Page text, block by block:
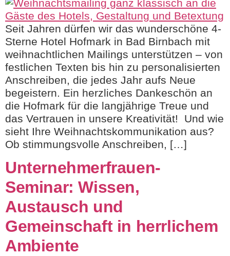
Seit Jahren dürfen wir das wunderschöne 4-
Sterne Hotel Hofmark in Bad Birnbach mit
weihnachtlichen Mailings unterstützen – von
festlichen Texten bis hin zu personalisierten
Anschreiben, die jedes Jahr aufs Neue
begeistern. Ein herzliches Dankeschön an
die Hofmark für die langjährige Treue und
das Vertrauen in unsere Kreativität! Und wie
sieht Ihre Weihnachtskommunikation aus?
Ob stimmungsvolle Anschreiben, […]
Unternehmerfrauen-
Seminar: Wissen,
Austausch und
Gemeinschaft in herrlichem
Ambiente